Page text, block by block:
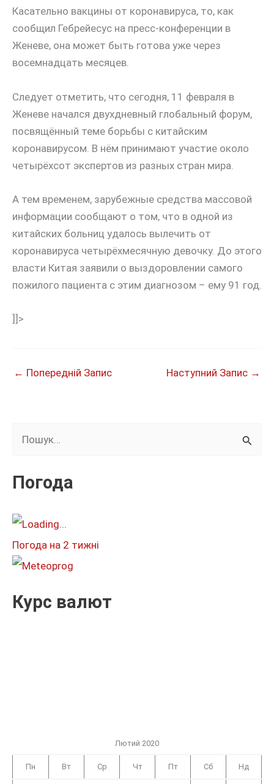
Касательно вакцины от коронавируса, то, как
сообщил Гебрейесус на пресс-конференции в
Женеве, она может быть готова уже через
восемнадцать месяцев.
Следует отметить, что сегодня, 11 февраля в
Женеве начался двухдневный глобальный форум,
посвящённый теме борьбы с китайским
коронавирусом. В нём принимают участие около
четырёхсот экспертов из разных стран мира.
А тем временем, зарубежные средства массовой
информации сообщают о том, что в одной из
китайских больниц удалось вылечить от
коронавируса четырёхмесячную девочку. До этого
власти Китая заявили о выздоровлении самого
пожилого пациента с этим диагнозом – ему 91 год.
]]>
← Попередній Запис Наступний Запис →
к
т
:
Погода
Погода на 2 тижні
Курс валют
Лютий 2020
Пн Вт Ср Чт Пт Сб Нд